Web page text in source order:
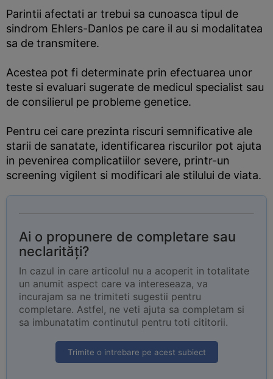
Parintii afectati ar trebui sa cunoasca tipul de
sindrom Ehlers-Danlos pe care il au si modalitatea
sa de transmitere.
Acestea pot fi determinate prin efectuarea unor
teste si evaluari sugerate de medicul specialist sau
de consilierul pe probleme genetice.
Pentru cei care prezinta riscuri semnificative ale
starii de sanatate, identificarea riscurilor pot ajuta
in pevenirea complicatiilor severe, printr-un
screening vigilent si modificari ale stilului de viata.
Ai o propunere de completare sau
neclarități?
In cazul in care articolul nu a acoperit in totalitate
un anumit aspect care va intereseaza, va
incurajam sa ne trimiteti sugestii pentru
completare. Astfel, ne veti ajuta sa completam si
sa imbunatatim continutul pentru toti cititorii.
Trimite o intrebare pe acest subiect